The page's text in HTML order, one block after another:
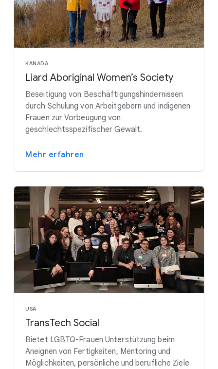
KANADA
Liard Aboriginal Women’s Society
Beseitigung von Beschäftigungshindernissen
durch Schulung von Arbeitgebern und indigenen
Frauen zur Vorbeugung von
geschlechtsspezifischer Gewalt.
Mehr erfahren
USA
TransTech Social
Bietet LGBTQ-Frauen Unterstützung beim
Aneignen von Fertigkeiten, Mentoring und
Möglichkeiten, persönliche und berufliche Ziele